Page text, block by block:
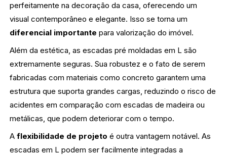
perfeitamente na decoração da casa, oferecendo um
visual contemporâneo e elegante. Isso se torna um
diferencial importante para valorização do imóvel.
Além da estética, as escadas pré moldadas em L são
extremamente seguras. Sua robustez e o fato de serem
fabricadas com materiais como concreto garantem uma
estrutura que suporta grandes cargas, reduzindo o risco de
acidentes em comparação com escadas de madeira ou
metálicas, que podem deteriorar com o tempo.
Aflexibilidade de projeto é outra vantagem notável. As
escadas em L podem ser facilmente integradas a